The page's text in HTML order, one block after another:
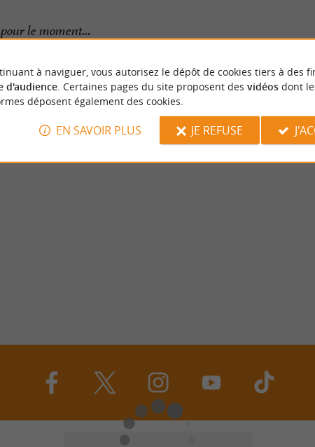
le moment...
à naviguer, vous autorisez le dépôt de cookies tiers à des
d'audience. Certaines pages du site proposent des vidéosdont
déposent également des cookies.
EN SAVOIR PLUS JE REFUSE